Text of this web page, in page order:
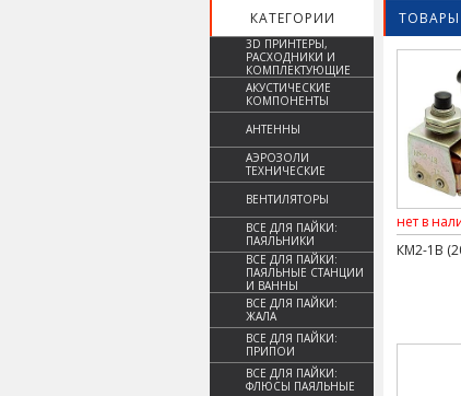
КАТЕГОРИИ ТОВАРЫ
3D ПРИНТЕРЫ,
РАСХОДНИКИ И
КОМПЛЕКТУЮЩИЕ
АКУСТИЧЕСКИЕ
КОМПОНЕНТЫ
АНТЕННЫ
АЭРОЗОЛИ
ТЕХНИЧЕСКИЕ
ВЕНТИЛЯТОРЫ
ВСЕ ДЛЯ ПАЙКИ:
ПАЯЛЬНИКИ
ВСЕ ДЛЯ ПАЙКИ:
ПАЯЛЬНЫЕ СТАНЦИИ
И ВАННЫ
ВСЕ ДЛЯ ПАЙКИ:
ЖАЛА
ВСЕ ДЛЯ ПАЙКИ:
ПРИПОИ
ВСЕ ДЛЯ ПАЙКИ:
ФЛЮСЫ ПАЯЛЬНЫЕ
нет в
КМ2-1В